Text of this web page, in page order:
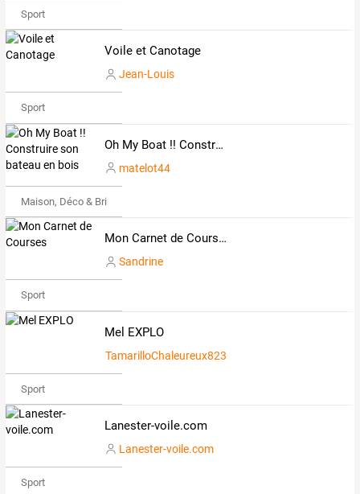
Sport
Voile et Canotage
Jean-Louis
Sport
Oh My Boat !! Construire son bateau en bois
matelot44
Maison, Déco & Bricolage
Mon Carnet de Courses
Sandrine
Sport
Mel EXPLO
TamarilloChaleureux8231258
Sport
Lanester-voile.com
Lanester-voile.com
Sport